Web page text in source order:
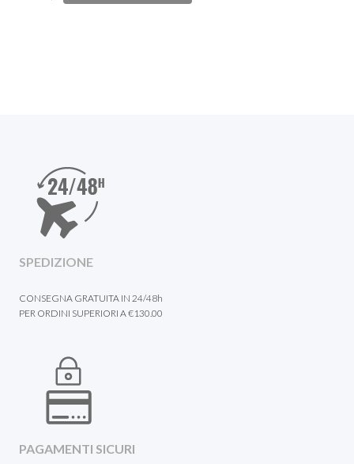
SPEDIZIONE
CONSEGNA GRATUITA IN 24/48h
PER ORDINI SUPERIORI A €130.00
PAGAMENTI SICURI